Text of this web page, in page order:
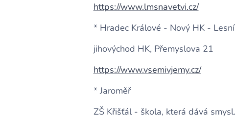
https://www.lmsnavetvi.cz/
* Hradec Králové - Nový HK -
jihovýchod HK, Přemyslova 21
https://www.vsemivjemy.cz/
* Jaroměř
ZŠ Křišťál - škola, která dává